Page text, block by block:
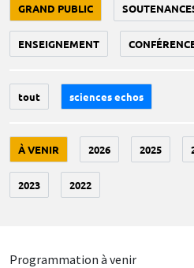
GRAND PUBLIC
ENSEIGNEMENT
tout sciences echos
À VENIR 2026 2025
2023 2022
Programmation à venir